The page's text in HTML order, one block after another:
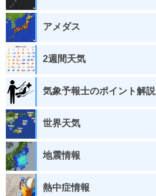
アメダス
2週間天気
気象予報士のポイント解説
世界天気
地震情報
熱中症情報